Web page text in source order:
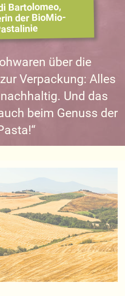
Bartolomeo,
der BioMio-
über die
Verpackung: Alles
Und das
beim Genuss der